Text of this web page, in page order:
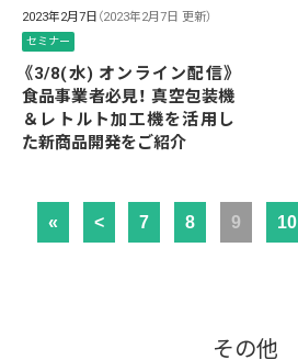
2023年2月7日 （2023年2月7日 更新）
セミナー
《3/8(水) オンライン配信》
食品事業者必見！ 真空包装機
＆レトルト加工機を活用し
た新商品開発をご紹介
« < 7 8 9 10
その他